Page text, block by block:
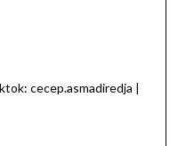
cecep.asmadiredja |